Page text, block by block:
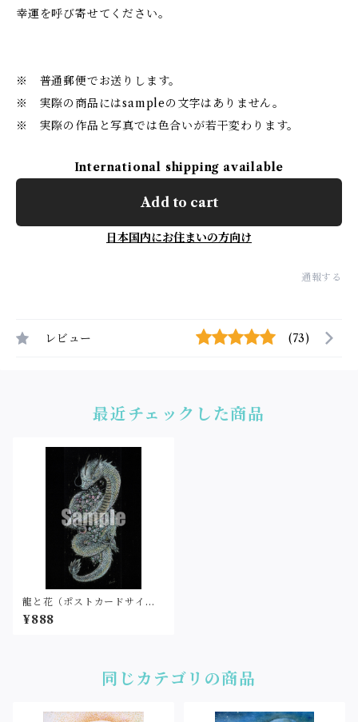
幸運を呼び寄せてください。
※ 普通郵便でお送りします。
※ 実際の商品にはsampleの文字はありません。
※ 実際の作品と写真では色合いが若干変わります。
International shipping available
Add to cart
日本国内にお住まいの方向け
通報する
レビュー (73)
最近チェックした商品
龍と花（ポストカードサイ
ズ・印刷）
¥888
同じカテゴリの商品